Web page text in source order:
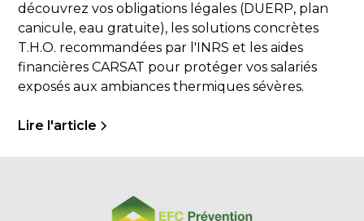
découvrez vos obligations légales (DUERP, plan
canicule, eau gratuite), les solutions concrètes
T.H.O. recommandées par l'INRS et les aides
financières CARSAT pour protéger vos salariés
exposés aux ambiances thermiques sévères.
Lire l'article